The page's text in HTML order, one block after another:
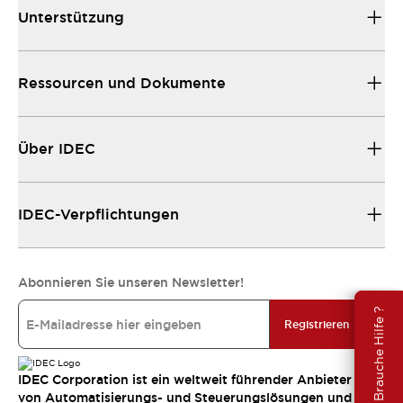
Brauche Hilfe ?
Unterstützung
Ressourcen und Dokumente
Über IDEC
IDEC-Verpflichtungen
Abonnieren Sie unseren Newsletter!
Registrieren
IDEC Corporation ist ein weltweit führender Anbieter
von Automatisierungs- und Steuerungslösungen und